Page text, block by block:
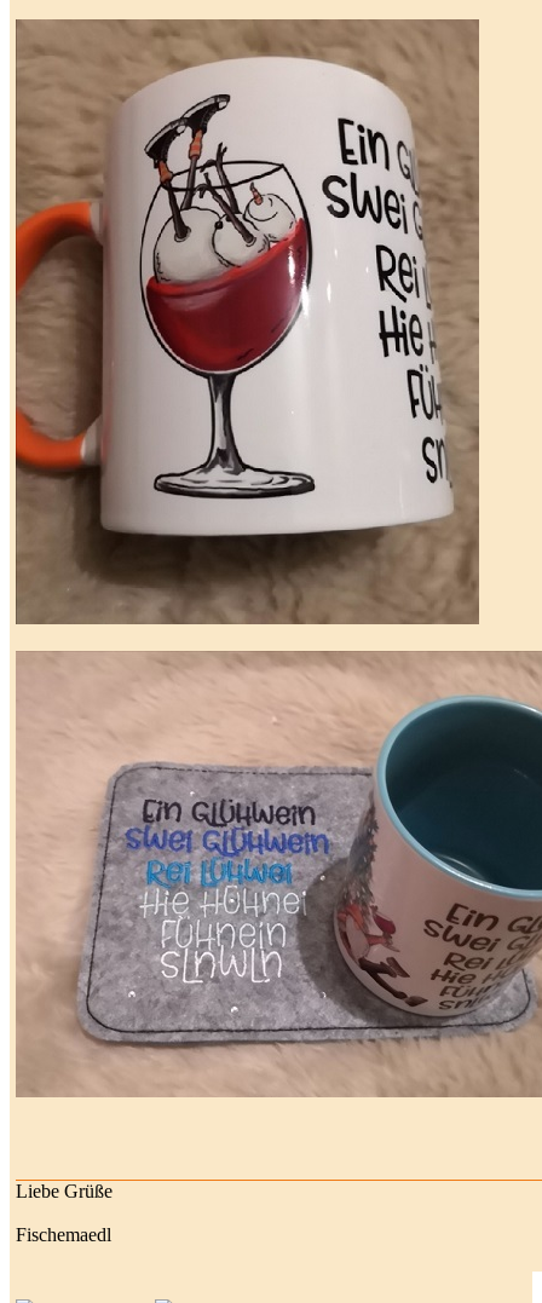
Liebe Grüße
Fischemaedl